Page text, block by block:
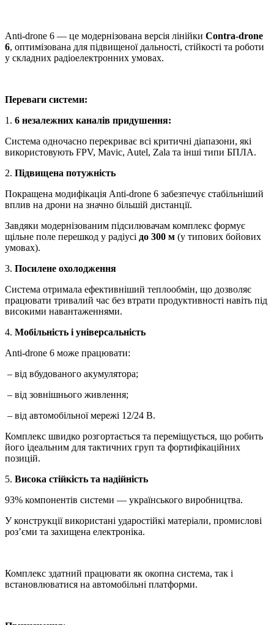
Anti-drone 6 — це модернізована версія лінійки Contra-drone
6, оптимізована для підвищеної дальності, стійкості та роботи
у складних радіоелектронних умовах.
Переваги системи:
1. 6 незалежних каналів придушення:
Система одночасно перекриває всі критичні діапазони, які
використовують FPV, Mavic, Autel, Zala та інші типи БПЛА.
2. Підвищена потужність
Покращена модифікація Anti-drone 6 забезпечує стабільніший
вплив на дрони на значно більшій дистанції.
Завдяки модернізованим підсилювачам комплекс формує
щільне поле перешкод у радіусі до 300 м (у типових бойових
умовах).
3. Посилене охолодження
Система отримала ефективніший теплообмін, що дозволяє
працювати тривалий час без втрати продуктивності навіть під
високими навантаженнями.
4. Мобільність і універсальність
Anti-drone 6 може працювати:
– від вбудованого акумулятора;
– від зовнішнього живлення;
– від автомобільної мережі 12/24 В.
Комплекс швидко розгортається та переміщується, що робить
його ідеальним для тактичних груп та фортифікаційних
позицій.
5. Висока стійкість та надійність
93% компонентів системи — українського виробництва.
У конструкції використані ударостійкі матеріали, промислові
роз’єми та захищена електроніка.
Комплекс здатний працювати як окопна система, так і
встановлюватися на автомобільні платформи.